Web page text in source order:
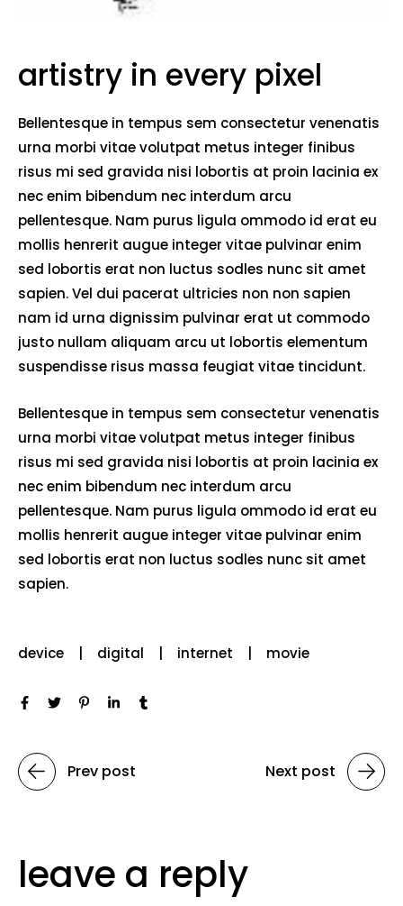
artistry in every pixel
Bellentesque in tempus sem consectetur venenatis
urna morbi vitae volutpat metus integer finibus
risus mi sed gravida nisi lobortis at proin lacinia ex
nec enim bibendum nec interdum arcu
pellentesque. Nam purus ligula ommodo id erat eu
mollis henrerit augue integer vitae pulvinar enim
sed lobortis erat non luctus sodles nunc sit amet
sapien. Vel dui pacerat ultricies non non sapien
nam id urna dignissim pulvinar erat ut commodo
justo nullam aliquam arcu ut lobortis elementum
suspendisse risus massa feugiat vitae tincidunt.
Bellentesque in tempus sem consectetur venenatis
urna morbi vitae volutpat metus integer finibus
risus mi sed gravida nisi lobortis at proin lacinia ex
nec enim bibendum nec interdum arcu
pellentesque. Nam purus ligula ommodo id erat eu
mollis henrerit augue integer vitae pulvinar enim
sed lobortis erat non luctus sodles nunc sit amet
sapien.
device digital internet movie
Prev post Next post
leave a reply